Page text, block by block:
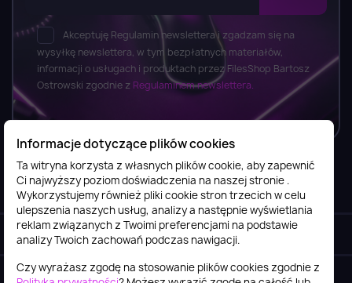
Akceptuję Regulamin newslettera i zgadzam się na
wysyłkę newslettera, w tym bezpłatnych materiałów,
informacji o usługach i produktach przez FilesShop Bartosz
Ostrowski zgodnie z Regulaminem newslettera.
Informacje
Obsługa klienta
Szybki kontakt keyboard_arrow_down
Informacje dotyczące plików cookies
Ta witryna korzysta z własnych plików cookie, aby zapewnić
Ci najwyższy poziom doświadczenia na naszej stronie .
Wykorzystujemy również pliki cookie stron trzecich w celu
ulepszenia naszych usług, analizy a następnie wyświetlania
reklam związanych z Twoimi preferencjami na podstawie
analizy Twoich zachowań podczas nawigacji.
Czy wyrażasz zgodę na stosowanie plików cookies zgodnie z